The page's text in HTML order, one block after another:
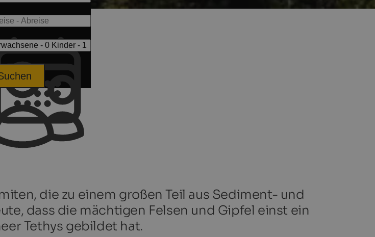
die zu einem großen Teil aus Sediment- und
dass die mächtigen Felsen und Gipfel einst ein
Tethys gebildet hat.